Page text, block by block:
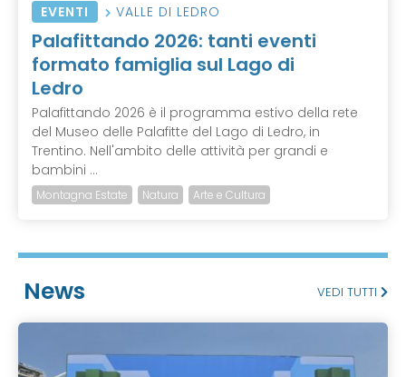
EVENTI VALLE DI LEDRO
Palafittando 2026: tanti eventi
formato famiglia sul Lago di
Ledro
Palafittando 2026 è il programma estivo della rete
del Museo delle Palafitte del Lago di Ledro, in
Trentino. Nell'ambito delle attività per grandi e
bambini ...
Montagna Estate Natura Arte e Cultura
News VEDI TUTTI